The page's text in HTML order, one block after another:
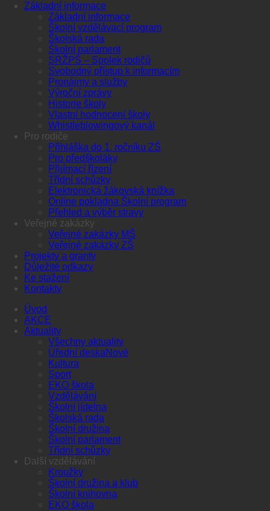
Základní informace
Základní informace
Školní vzdělávací program
Školská rada
Školní parlament
SRŽPŠ – Spolek rodičů
Svobodný přístup k informacím
Pronájmy a služby
Výroční zprávy
Historie školy
Vlastní hodnocení školy
Whistleblowingový kanál
Pro rodiče
Přihláška do 1. ročníku ZŠ
Pro předškoláky
Přijímací řízení
Třídní schůzky
Elektronická žákovská knížka
Online pokladna Školní program
Přehled a výběr stravy
Veřejné zakázky
Veřejné zakázky MŠ
Veřejné zakázky ZŠ
Projekty a granty
Důležité odkazy
Ke stažení
Kontakty
Úvod
AKCE
Aktuality
Všechny aktuality
Úřední deska
Kultura
Sport
EKO škola
Vzdělávání
Školní jídelna
Školská rada
Školní družina
Školní parlament
Třídní schůzky
Další vzdělávání
Kroužky
Školní družina a klub
Školní knihovna
EKO škola